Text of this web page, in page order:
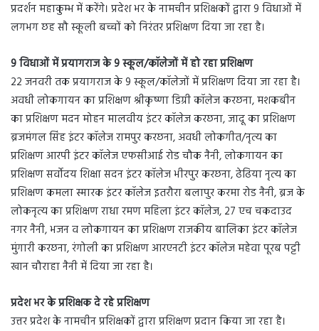
प्रदर्शन महाकुम्भ में करेंगे। प्रदेश भर के नामचीन प्रशिक्षकों द्वारा 9 विधाओं में
लगभग छह सौ स्कूली बच्चों को निरंतर प्रशिक्षण दिया जा रहा है।
9 विधाओं में प्रयागराज के 9 स्कूल/कॉलेजों में हो रहा प्रशिक्षण
22 जनवरी तक प्रयागराज के 9 स्कूल/कॉलेजों में प्रशिक्षण दिया जा रहा है।
अवधी लोकगायन का प्रशिक्षण श्रीकृष्णा डिग्री कॉलेज करछना, मशकबीन
का प्रशिक्षण मदन मोहन मालवीय इंटर कॉलेज करछना, जादू का प्रशिक्षण
ब्रजमंगल सिंह इंटर कॉलेज रामपुर करछना, अवधी लोकगीत/नृत्य का
प्रशिक्षण आरपी इंटर कॉलेज एफसीआई रोड चौक नैनी, लोकगायन का
प्रशिक्षण सर्वोदय शिक्षा सदन इंटर कॉलेज भीरपुर करछना, ढेढिया नृत्य का
प्रशिक्षण कमला स्मारक इंटर कॉलेज इतरौरा बलापुर करमा रोड नैनी, ब्रज के
लोकनृत्य का प्रशिक्षण राधा रमण महिला इंटर कॉलेज, 27 एच चकदाउद
नगर नैनी, भजन व लोकगायन का प्रशिक्षण राजकीय बालिका इंटर कॉलेज
मुंगारी करछना, रंगोली का प्रशिक्षण आरएनटी इंटर कॉलेज महेवा पूरब पट्टी
खान चौराहा नैनी में दिया जा रहा है।
प्रदेश भर के प्रशिक्षक दे रहे प्रशिक्षण
उत्तर प्रदेश के नामचीन प्रशिक्षकों द्वारा प्रशिक्षण प्रदान किया जा रहा है।